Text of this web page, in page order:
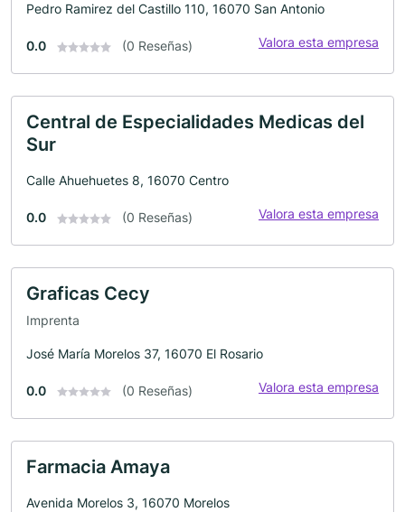
Pedro Ramirez del Castillo 110, 16070 San Antonio
0.0 (0 Reseñas) Valora esta empresa
Central de Especialidades Medicas del
Sur
Calle Ahuehuetes 8, 16070 Centro
0.0 (0 Reseñas) Valora esta empresa
Graficas Cecy
Imprenta
José María Morelos 37, 16070 El Rosario
0.0 (0 Reseñas) Valora esta empresa
Farmacia Amaya
Avenida Morelos 3, 16070 Morelos